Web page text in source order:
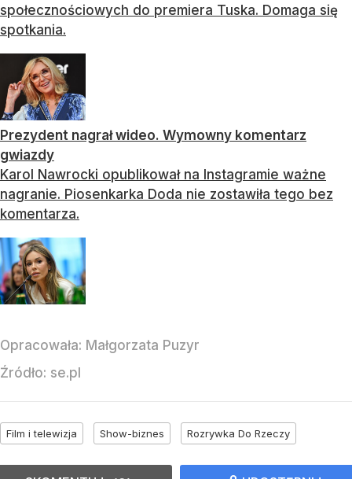
społecznościowych do premiera Tuska. Domaga się
spotkania.
Prezydent nagrał wideo. Wymowny komentarz
gwiazdy
Karol Nawrocki opublikował na Instagramie ważne
nagranie. Piosenkarka Doda nie zostawiła tego bez
komentarza.
Opracowała: Małgorzata Puzyr
Źródło: se.pl
Film i telewizja Show-biznes Rozrywka Do Rzeczy